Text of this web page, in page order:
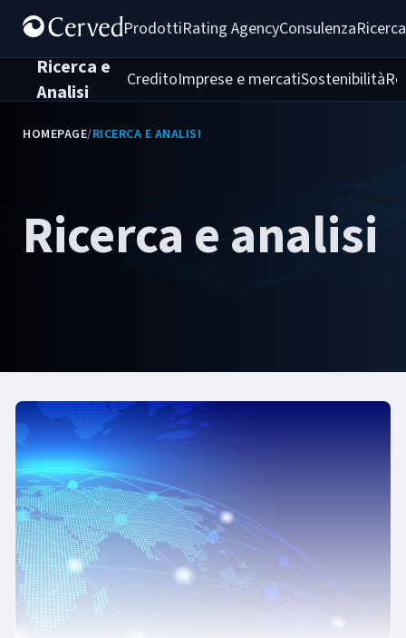
ProdottiRating AgencyConsulenza
Ricerca e
Analisi
CreditoImprese e mercatiSostenibilità
HOMEPAGE/RICERCA E ANALISI
Ricerca e analisi